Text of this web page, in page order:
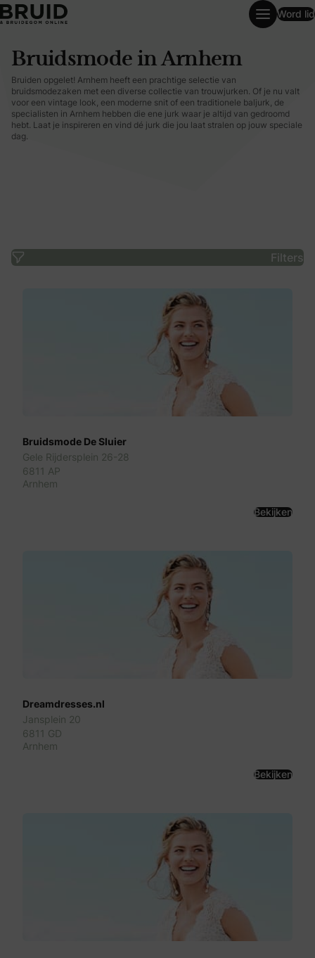
Word lid
Bruidsmode in Arnhem
Bruiden opgelet! Arnhem heeft een prachtige selectie van
bruidsmodezaken met een diverse collectie van trouwjurken. Of je nu valt
voor een vintage look, een moderne snit of een traditionele baljurk, de
specialisten in Arnhem hebben die ene jurk waar je altijd van gedroomd
hebt. Laat je inspireren en vind dé jurk die jou laat stralen op jouw speciale
dag.
Filters
Bruidsmode De Sluier
Gele Rijdersplein 26-28
6811 AP
Arnhem
Bekijken
Dreamdresses.nl
Jansplein 20
6811 GD
Arnhem
Bekijken